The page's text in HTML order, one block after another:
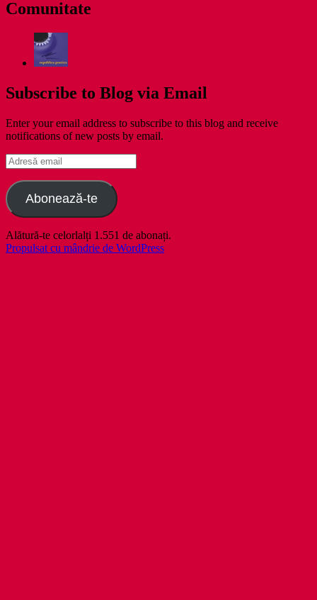
Comunitate
Subscribe to Blog via Email
Enter your email address to subscribe to this blog and receive
notifications of new posts by email.
Adresă
email
Abonează-te
Alătură-te celorlalți 1.551 de abonați.
Propulsat cu mândrie de WordPress